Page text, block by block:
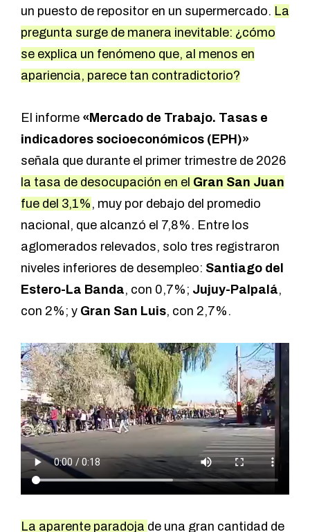
un puesto de repositor en un supermercado. La
pregunta surge de manera inevitable: ¿cómo
se explica un fenómeno que, al menos en
apariencia, parece tan contradictorio?
El informe «Mercado de Trabajo. Tasas e
indicadores socioeconómicos (EPH)»
señala que durante el primer trimestre de 2026
la tasa de desocupación en el Gran San Juan
fue del 3,1% , muy por debajo del promedio
nacional, que alcanzó el 7,8%. Entre los
aglomerados relevados, solo tres registraron
niveles inferiores de desempleo: Santiago del
Estero-La Banda, con 0,7%; Jujuy-Palpalá,
con 2%; y Gran San Luis, con 2,7%.
La aparente paradoja de una gran cantidad de